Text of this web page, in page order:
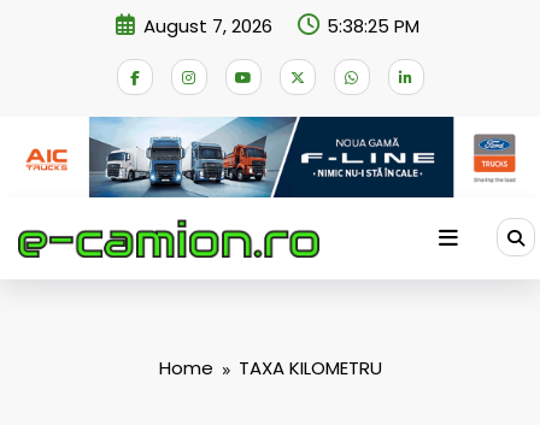
August 7, 2026 5:38:26 PM
Home TAXA KILOMETRU